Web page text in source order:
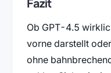
Ob GPT-4.5
vorne darstellt
ohne